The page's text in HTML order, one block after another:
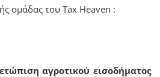
ομάδας του Tax Heaven :
αγροτικού εισοδήματος